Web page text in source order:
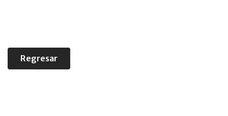
Regresar